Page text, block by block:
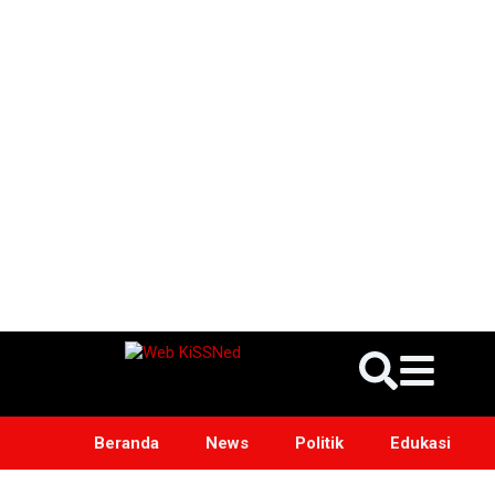
Beranda News Politik Edukasi